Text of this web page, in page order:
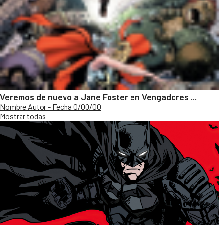
Veremos de nuevo a Jane Foster en Vengadores ...
Nombre Autor - Fecha 0/00/00
Mostrar todas